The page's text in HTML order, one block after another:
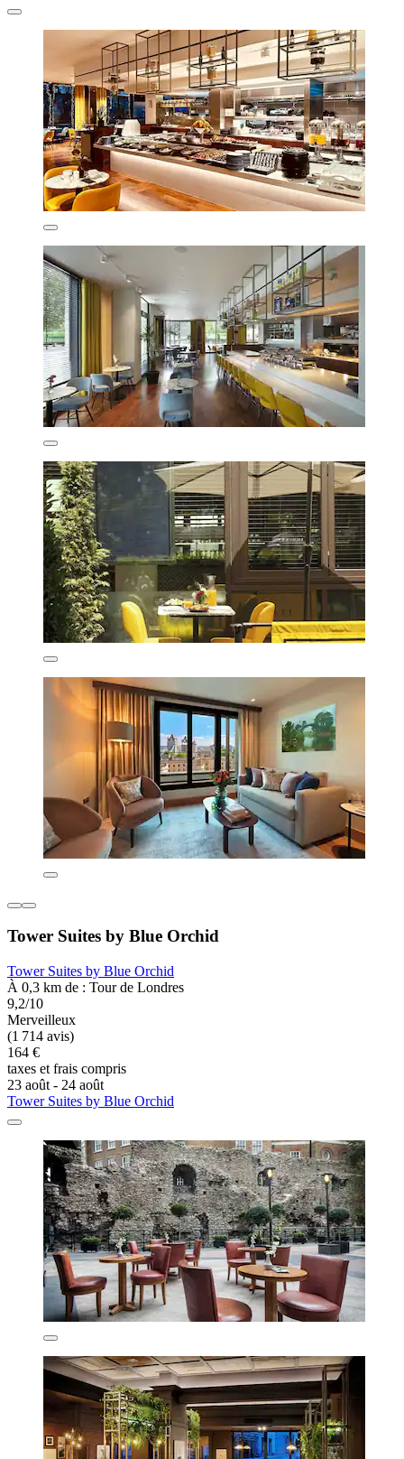
Tower Suites by Blue Orchid
Tower Suites by Blue Orchid
À 0,3 km de : Tour de Londres
9,2/10
Merveilleux
(1 714 avis)
164 €
taxes et frais compris
23 août - 24 août
Tower Suites by Blue Orchid